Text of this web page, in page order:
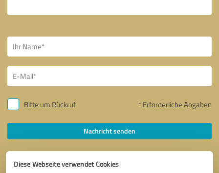
Diese Webseite verwendet Cookies
Bitte um Rückruf * Erforderliche Angaben
Nachricht senden
Ich stimme den